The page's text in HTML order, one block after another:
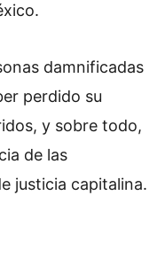
damnificadas
perdido su
y sobre todo,
de las
justicia capitalina.